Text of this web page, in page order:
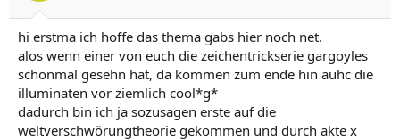
r
a
m
hi erstma ich hoffe das thema gabs hier noch net.
alos wenn einer von euch die zeichentrickserie gargoyles
schonmal gesehn hat, da kommen zum ende hin auhc die
illuminaten vor ziemlich cool*g*
dadurch bin ich ja sozusagen erste auf die
weltverschwörungtheorie gekommen und durch akte x